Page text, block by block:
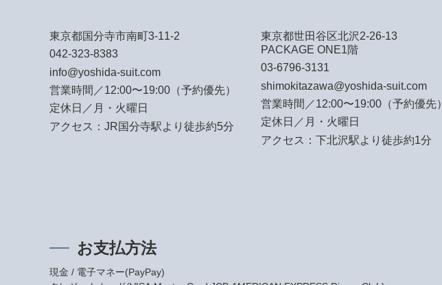
東京都国分寺市南町3-11-2
042-323-8383
info@yoshida-suit.com
営業時間／12:00〜19:00（予約優先）
定休日／月・火曜日
アクセス：JR国分寺駅より徒歩約5分
東京都世田谷区北沢2-26-13
PACKAGE ONE1階
03-6796-3131
shimokitazawa@yoshida-suit.com
営業時間／12:00〜19:00（予約優先）
定休日／月・火曜日
アクセス：下北沢駅より徒歩約1分
お支払方法
現金 / 電子マネー(PayPay)